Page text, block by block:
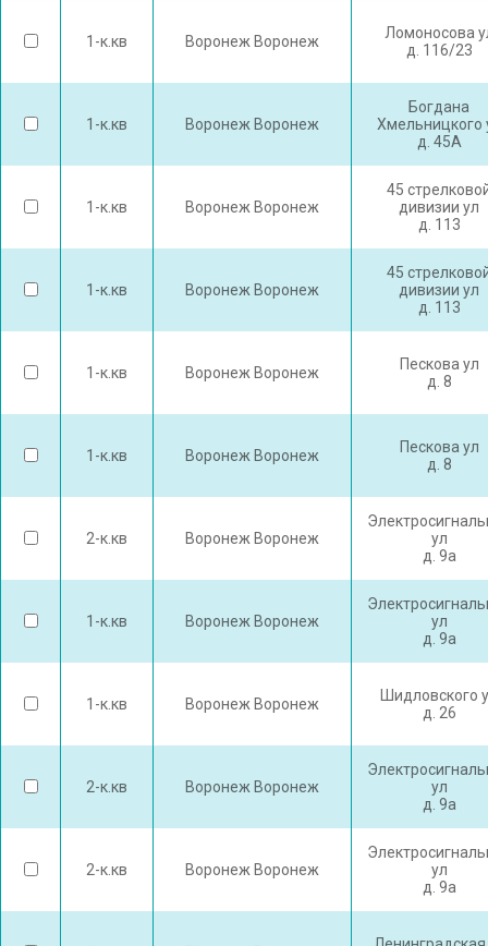
1-к.кв Воронеж Воронеж
Ломоносова
д. 116/23
1-к.кв Воронеж Воронеж
Богдана
Хмельницкого
д. 45А
1-к.кв Воронеж Воронеж
45
дивизии ул
д. 113
1-к.кв Воронеж Воронеж
45
дивизии ул
д. 113
1-к.кв Воронеж Воронеж
Пескова ул
д. 8
1-к.кв Воронеж Воронеж
Пескова ул
д. 8
2-к.кв Воронеж Воронеж
ул
д. 9а
1-к.кв Воронеж Воронеж
ул
д. 9а
1-к.кв Воронеж Воронеж
Шидловского
д. 26
2-к.кв Воронеж Воронеж
ул
д. 9а
2-к.кв Воронеж Воронеж
ул
д. 9а